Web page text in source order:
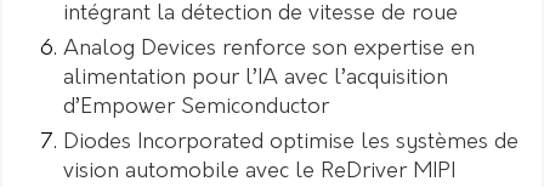
intégrant la détection de vitesse de roue
Analog Devices renforce son expertise en
alimentation pour l’IA avec l’acquisition
d’Empower Semiconductor
Diodes Incorporated optimise les systèmes de
vision automobile avec le ReDriver MIPI